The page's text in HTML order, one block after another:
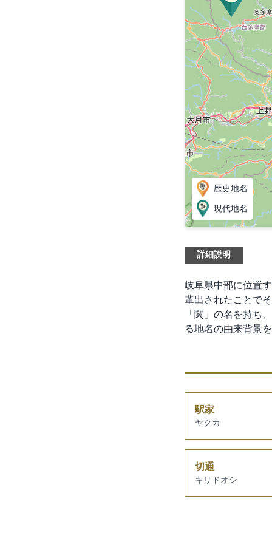
歴史地名
現代地名
詳細説明
岐阜県中部に位置
輩出されたことで
「関」の名を持ち
る地名の由来背景
駅家
ヤクカ
切通
キリドオシ